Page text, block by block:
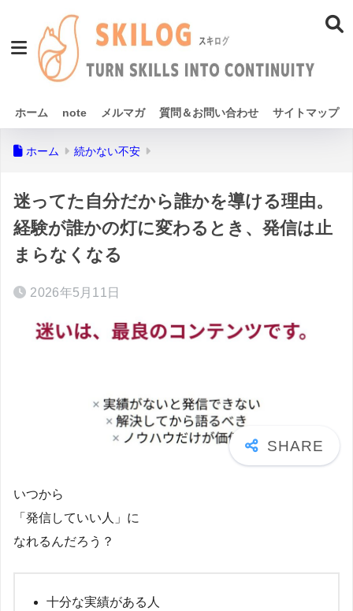
ホーム note メルマガ 質問＆お問い合わせ サイトマップ
ホーム 続かない不安
迷ってた自分だから誰かを導ける理由。
経験が誰かの灯に変わるとき、発信は止
まらなくなる
2026年5月11日
いつから
「発信していい人」に
なれるんだろう？
十分な実績がある人